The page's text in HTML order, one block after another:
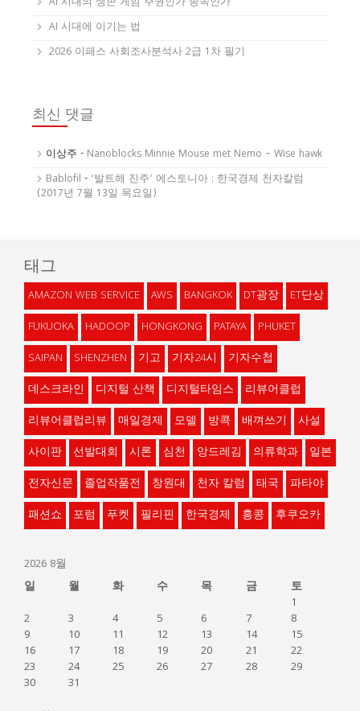
AI 시대에 이기는 법
2026 이패스 사회조사분석사 2급 1차 필기
최신 댓글
이상주 - Nanoblocks Minnie Mouse met Nemo – Wise hawk
Bablofil - ‘발트해 진주’ 에스토니아 : 한국경제 천자칼럼
(2017년 7월 13일 목요일)
태그
AMAZON WEB SERVICE AWS BANGKOK DT광장
ET단상
FUKUOKA
HADOOP HONGKONG PATAYA
PHUKET
SAIPAN
SHENZHEN 기고 기자24시
기자수첩
데스크라인
디지털 산책 디지털타임스
리뷰어클럽
리뷰어클럽리뷰
매일경제 모델 방콕 배껴쓰기
사설
사이판
선발대회 시론 심천 앙드레김 의류학과
일본
전자신문
졸업작품전 창원대 천자 칼럼 태국
파타야
패션쇼
포럼 푸켓 필리핀 한국경제 홍콩 후쿠오카
2026 8월
일
월 화 수 목 금
토
1
2
3 4 5 6 7
8
9
10 11 12 13 14
15
16
17 18 19 20 21
22
23
24 25 26 27 28
29
30
31